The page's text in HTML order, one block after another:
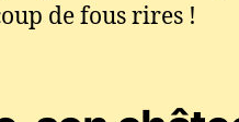
de fous rires !